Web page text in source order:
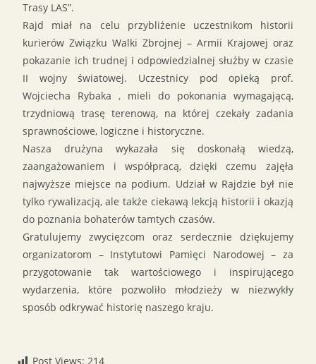
Trasy LAS”.
Rajd miał na celu przybliżenie uczestnikom historii
kurierów Związku Walki Zbrojnej – Armii Krajowej oraz
pokazanie ich trudnej i odpowiedzialnej służby w czasie
II wojny światowej. Uczestnicy pod opieką prof.
Wojciecha Rybaka , mieli do pokonania wymagającą,
trzydniową trasę terenową, na której czekały zadania
sprawnościowe, logiczne i historyczne.
Nasza drużyna wykazała się doskonałą wiedzą,
zaangażowaniem i współpracą, dzięki czemu zajęła
najwyższe miejsce na podium. Udział w Rajdzie był nie
tylko rywalizacją, ale także ciekawą lekcją historii i okazją
do poznania bohaterów tamtych czasów.
Gratulujemy zwycięzcom oraz serdecznie dziękujemy
organizatorom – Instytutowi Pamięci Narodowej – za
przygotowanie tak wartościowego i inspirującego
wydarzenia, które pozwoliło młodzieży w niezwykły
sposób odkrywać historię naszego kraju.
Post Views: 214